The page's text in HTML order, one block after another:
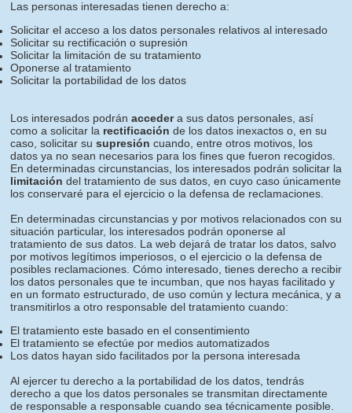
Las personas interesadas tienen derecho a:
Solicitar el acceso a los datos personales relativos al interesado
Solicitar su rectificación o supresión
Solicitar la limitación de su tratamiento
Oponerse al tratamiento
Solicitar la portabilidad de los datos
Los interesados podrán accedera sus datos personales, así
como a solicitar la rectificación de los datos inexactos o, en su
caso, solicitar su supresión cuando, entre otros motivos, los
datos ya no sean necesarios para los fines que fueron recogidos.
En determinadas circunstancias, los interesados podrán solicitar la
limitación del tratamiento de sus datos, en cuyo caso únicamente
los conservaré para el ejercicio o la defensa de reclamaciones.
En determinadas circunstancias y por motivos relacionados con su
situación particular, los interesados podrán oponerse al
tratamiento de sus datos. La web dejará de tratar los datos, salvo
por motivos legítimos imperiosos, o el ejercicio o la defensa de
posibles reclamaciones. Cómo interesado, tienes derecho a recibir
los datos personales que te incumban, que nos hayas facilitado y
en un formato estructurado, de uso común y lectura mecánica, y a
transmitirlos a otro responsable del tratamiento cuando:
El tratamiento este basado en el consentimiento
El tratamiento se efectúe por medios automatizados
Los datos hayan sido facilitados por la persona interesada
Al ejercer tu derecho a la portabilidad de los datos, tendrás
derecho a que los datos personales se transmitan directamente
de responsable a responsable cuando sea técnicamente posible.